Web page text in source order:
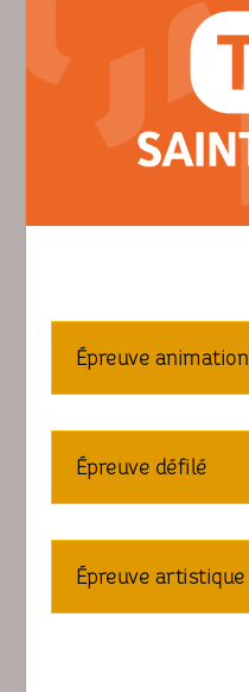
Épreuve animation
Épreuve défilé
Épreuve artistique